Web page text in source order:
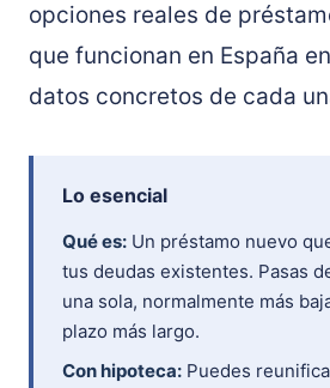
opciones reales de
que funcionan en España
datos concretos de cada
Lo esencial
Qué es: Un préstamo nuevo
tus deudas existentes. Pasas
una sola, normalmente más
plazo más largo.
Con hipoteca: Puedes